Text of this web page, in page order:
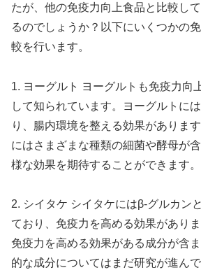
たが、他の免疫力向上食品と比較し
るのでしょうか？以下にいくつかの
較を行います。
1. ヨーグルト ヨーグルトも免疫力向
して知られています。ヨーグルトに
り、腸内環境を整える効果がありま
にはさまざまな種類の細菌や酵母が
様な効果を期待することができます。
2. シイタケ シイタケにはβ-グルカン
ており、免疫力を高める効果があり
免疫力を高める効果がある成分が含
的な成分についてはまだ研究が進んで